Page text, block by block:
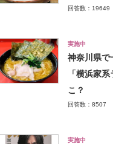
回答数：19649
実施中
神奈川県で
「横浜家
こ？
回答数：8507
実施中